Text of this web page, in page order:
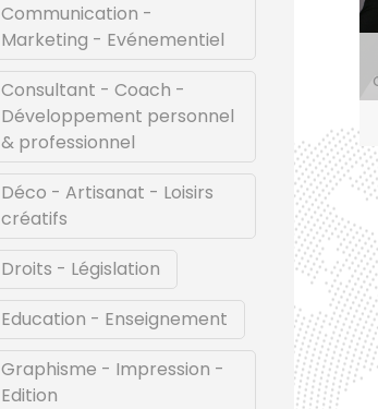
Communication -
Marketing - Evénementiel
Consultant - Coach -
Développement personnel
& professionnel
Déco - Artisanat - Loisirs
créatifs
Droits - Législation
Education - Enseignement
Graphisme - Impression -
Edition